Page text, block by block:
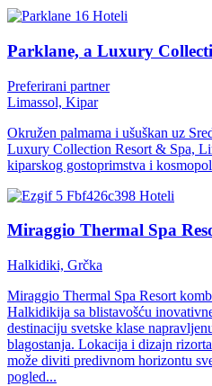
Hoteli
Parklane, a Luxury
Preferirani partner
Limassol, Kipar
Okružen palmama i ušuškan uz
Luxury Collection Resort & Spa,
kiparskog gostoprimstva i
Hoteli
Miraggio Thermal Spa
Halkidiki, Grčka
Miraggio Thermal Spa Resort
Halkidikija sa blistavošću
destinaciju svetske klase
blagostanja. Lokacija i dizajn
može diviti predivnom horizontu
pogled...